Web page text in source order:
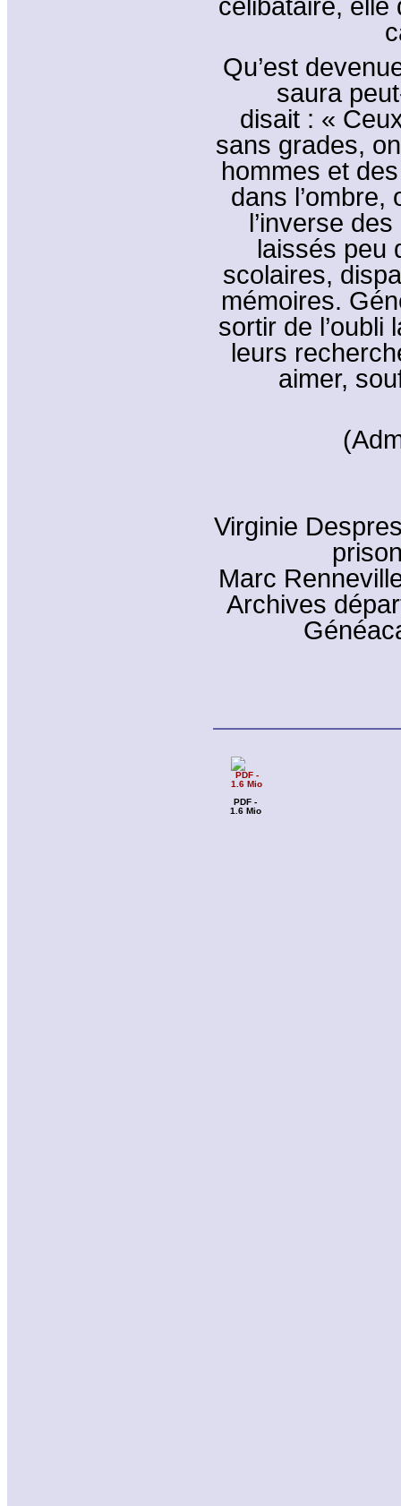
Qu’est
saura
disait : «
sans grades,
hommes et
dans l’ombre,
l’inverse
laissés peu
scolaires,
mémoires.
sortir de l’oubli
leurs
aimer,
Virginie
Marc
Archives
PDF -
1.6 Mio